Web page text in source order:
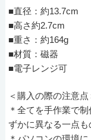
■直径：約13.7cm
■高さ約2.7cm
■重さ：約164g
■材質：磁器
■電子レンジ可
＜購入の際の注意点
＊全てを手作業で
ずかに異なる一点も